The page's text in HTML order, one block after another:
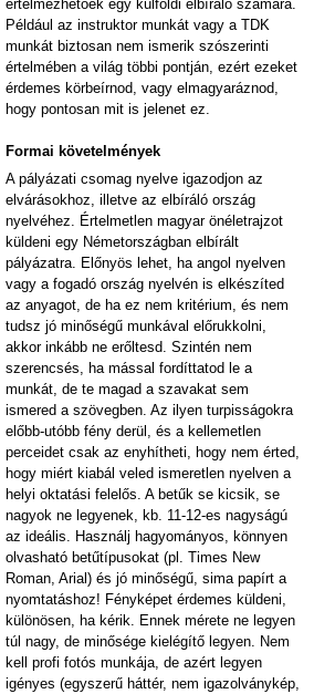
értelmezhetőek egy külföldi elbíráló számára.
Például az instruktor munkát vagy a TDK
munkát biztosan nem ismerik szószerinti
értelmében a világ többi pontján, ezért ezeket
érdemes körbeírnod, vagy elmagyaráznod,
hogy pontosan mit is jelenet ez.
Formai követelmények
A pályázati csomag nyelve igazodjon az
elvárásokhoz, illetve az elbíráló ország
nyelvéhez. Értelmetlen magyar önéletrajzot
küldeni egy Németországban elbírált
pályázatra. Előnyös lehet, ha angol nyelven
vagy a fogadó ország nyelvén is elkészíted
az anyagot, de ha ez nem kritérium, és nem
tudsz jó minőségű munkával előrukkolni,
akkor inkább ne erőltesd. Szintén nem
szerencsés, ha mással fordíttatod le a
munkát, de te magad a szavakat sem
ismered a szövegben. Az ilyen turpisságokra
előbb-utóbb fény derül, és a kellemetlen
perceidet csak az enyhítheti, hogy nem érted,
hogy miért kiabál veled ismeretlen nyelven a
helyi oktatási felelős. A betűk se kicsik, se
nagyok ne legyenek, kb. 11-12-es nagyságú
az ideális. Használj hagyományos, könnyen
olvasható betűtípusokat (pl. Times New
Roman, Arial) és jó minőségű, sima papírt a
nyomtatáshoz! Fényképet érdemes küldeni,
különösen, ha kérik. Ennek mérete ne legyen
túl nagy, de minősége kielégítő legyen. Nem
kell profi fotós munkája, de azért legyen
igényes (egyszerű háttér, nem igazolványkép,